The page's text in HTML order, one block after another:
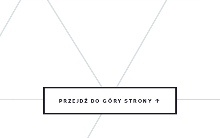
przejdź do góry strony ↑